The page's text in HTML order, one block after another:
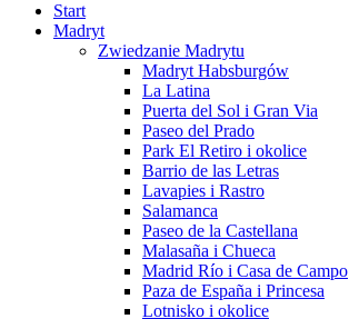
Start
Madryt
Zwiedzanie Madrytu
Madryt Habsburgów
La Latina
Puerta del Sol i Gran Via
Paseo del Prado
Park El Retiro i okolice
Barrio de las Letras
Lavapies i Rastro
Salamanca
Paseo de la Castellana
Malasaña i Chueca
Madrid Río i Casa de Campo
Paza de España i Princesa
Lotnisko i okolice